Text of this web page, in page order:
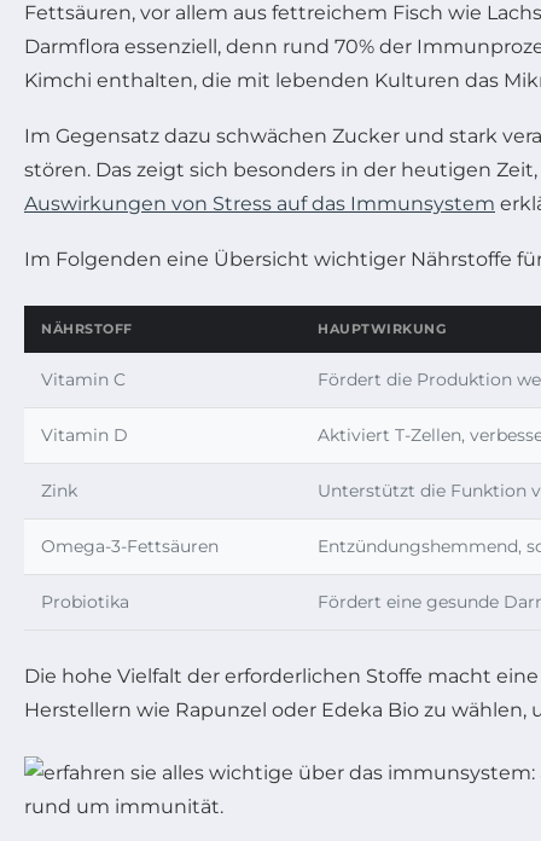
Fettsäuren, vor allem aus fettreichem Fisch wie
Darmflora essenziell, denn rund 70% der
Kimchi enthalten, die mit lebenden Kulturen das
Im Gegensatz dazu schwächen Zucker und stark
stören. Das zeigt sich besonders in der heutigen
Auswirkungen von Stress auf das Immunsystem
Im Folgenden eine Übersicht wichtiger Nährstoffe
NÄHRSTOFF HAUPTWIRKUNG
Vitamin C Fördert die Produktion
Vitamin D Aktiviert T-Zellen,
Zink Unterstützt die Funktion
Omega-3-Fettsäuren Entzündungshemmend,
Probiotika Fördert eine gesunde
Die hohe Vielfalt der erforderlichen Stoffe macht
Herstellern wie Rapunzel oder Edeka Bio zu